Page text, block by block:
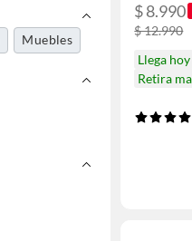
Muebles
$ 8.990
$ 12.990
Llega hoy
Retira